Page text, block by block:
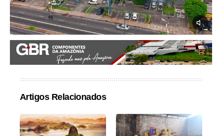
Artigos Relacionados